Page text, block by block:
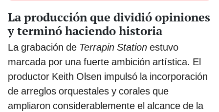
La producción que dividió opiniones
y terminó haciendo historia
La grabación de Terrapin Station estuvo
marcada por una fuerte ambición artística. El
productor Keith Olsen impulsó la incorporación
de arreglos orquestales y corales que
ampliaron considerablemente el alcance de la